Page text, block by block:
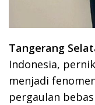
Tangerang
Indonesia,
menjadi
pergaulan